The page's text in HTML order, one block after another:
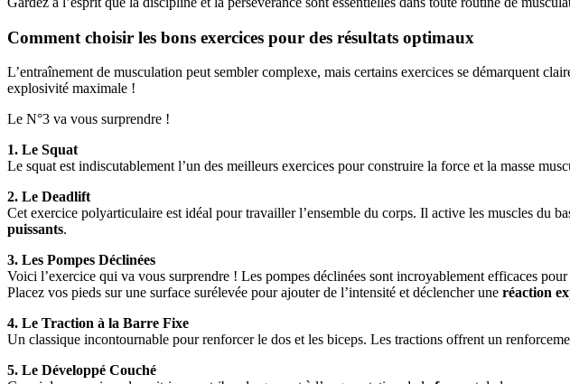
Comment choisir les bons exercices pour des résultats optimaux
L’entraînement de musculation peut sembler complexe, mais certains exercices se démarquent
explosivité maximale !
Le N°3 va vous surprendre !
1. Le Squat
Le squat est indiscutablement l’un des meilleurs exercices pour construire la force et la masse
2. Le Deadlift
Cet exercice polyarticulaire est idéal pour travailler l’ensemble du corps. Il active les muscles du
puissants.
3. Les Pompes Déclinées
Voici l’exercice qui va vous surprendre ! Les pompes déclinées sont incroyablement efficaces
Placez vos pieds sur une surface surélevée pour ajouter de l’intensité et déclencher une réaction
4. Le Traction à la Barre Fixe
Un classique incontournable pour renforcer le dos et les biceps. Les tractions offrent un
5. Le Développé Couché